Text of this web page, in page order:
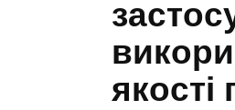
якості